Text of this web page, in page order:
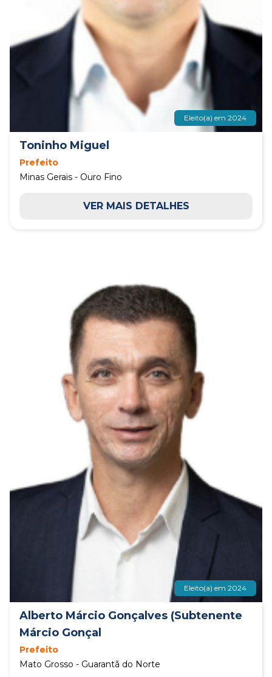
Eleito(a) em 2024
Toninho Miguel
Prefeito
Minas Gerais - Ouro Fino
VER MAIS DETALHES
Eleito(a) em 2024
Alberto Márcio Gonçalves (Subtenente
Márcio Gonçal
Prefeito
Mato Grosso - Guarantã do Norte